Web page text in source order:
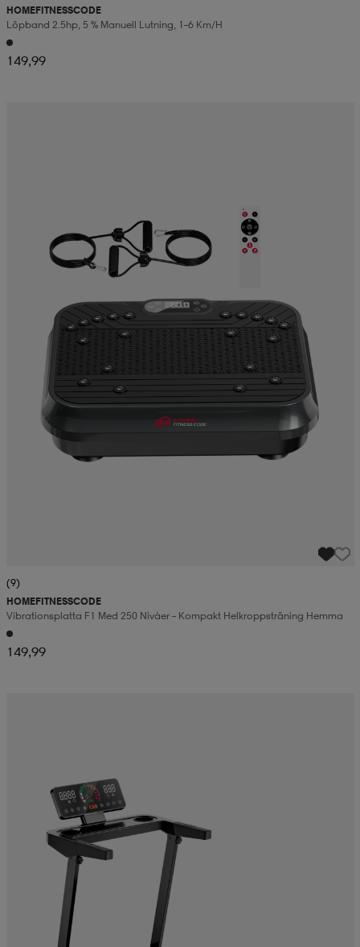
HOMEFITNESSCODE
Löpband 2.5hp, 5 % Manuell Lutning, 1–6 Km/h
149,99
(9)
HOMEFITNESSCODE
Vibrationsplatta F1 Med 250 Nivåer – Kompakt Helkroppsträning Hemma
149,99